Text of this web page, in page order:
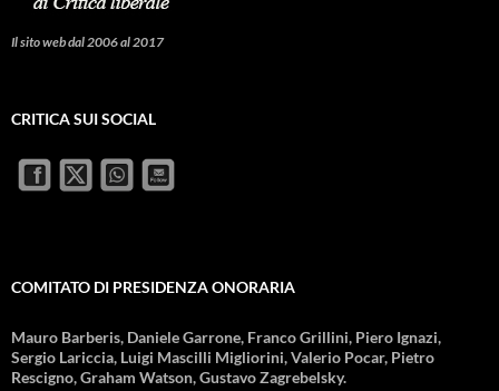
Il sito web dal 2006 al 2017
CRITICA SUI SOCIAL
COMITATO DI PRESIDENZA ONORARIA
Mauro Barberis, Daniele Garrone, Franco Grillini, Piero Ignazi,
Sergio Lariccia, Luigi Mascilli Migliorini, Valerio Pocar, Pietro
Rescigno, Graham Watson, Gustavo Zagrebelsky.